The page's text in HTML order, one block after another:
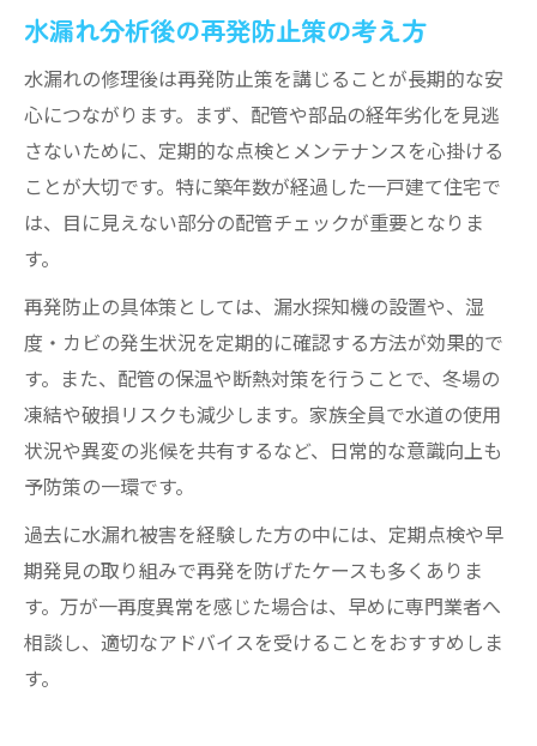
水漏れ分析後の再発防止策の考え方
水漏れの修理後は再発防止策を講じることが長期的な安
心につながります。まず、配管や部品の経年劣化を見逃
さないために、定期的な点検とメンテナンスを心掛ける
ことが大切です。特に築年数が経過した一戸建て住宅で
は、目に見えない部分の配管チェックが重要となりま
す。
再発防止の具体策としては、漏水探知機の設置や、湿
度・カビの発生状況を定期的に確認する方法が効果的で
す。また、配管の保温や断熱対策を行うことで、冬場の
凍結や破損リスクも減少します。家族全員で水道の使用
状況や異変の兆候を共有するなど、日常的な意識向上も
予防策の一環です。
過去に水漏れ被害を経験した方の中には、定期点検や早
期発見の取り組みで再発を防げたケースも多くありま
す。万が一再度異常を感じた場合は、早めに専門業者へ
相談し、適切なアドバイスを受けることをおすすめしま
す。